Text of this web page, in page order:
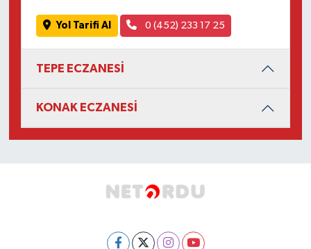
Yol Tarifi Al 0 (452) 233 17 25
TEPE ECZANESİ
KONAK ECZANESİ